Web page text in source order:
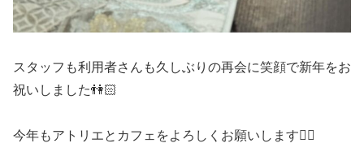
スタッフも利用者さんも久しぶりの再会に笑顔で新年をお
祝いしました👫🏻
今年もアトリエとカフェをよろしくお願いします🙇‍♀️